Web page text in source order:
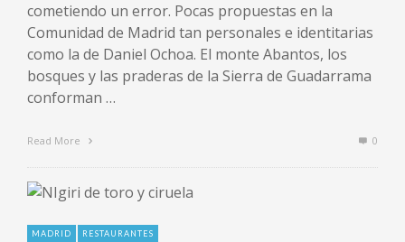
cometiendo un error. Pocas propuestas en la
Comunidad de Madrid tan personales e identitarias
como la de Daniel Ochoa. El monte Abantos, los
bosques y las praderas de la Sierra de Guadarrama
conforman …
Read More 0
MADRID RESTAURANTES